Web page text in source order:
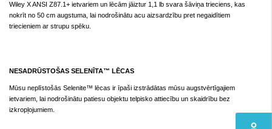
Wiley X ANSI Z87.1+ ietvariem un lēcām jāiztur 1,1 lb svara šāviņa trieciens, kas
nokrīt no 50 cm augstuma, lai nodrošinātu acu aizsardzību pret negaidītiem
triecieniem ar strupu spēku.
NESADRŪSTOŠAS SELENĪTA™ LĒCAS
Mūsu neplīstošās Selenite™ lēcas ir īpaši izstrādātas mūsu augstvērtīgajiem
ietvariem, lai nodrošinātu patiesu objektu telpisko attiecību un skaidrību bez
izkropļojumiem.